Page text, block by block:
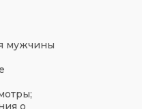
мужчины
о